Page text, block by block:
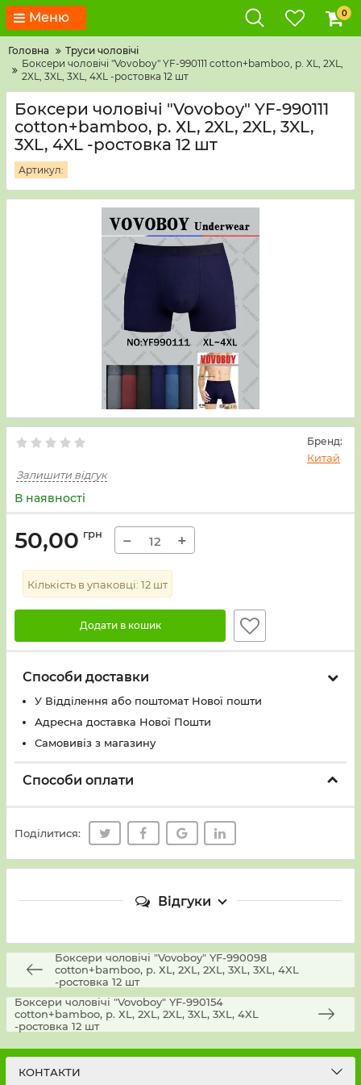
Меню 0
Головна
Труси чоловічі
Боксери чоловічі "Vovoboy" YF-990111 cotton+bamboo, р. ХL, 2XL,
2XL, 3XL, 3XL, 4XL -ростовка 12 шт
Боксери чоловічі "Vovoboy" YF-990111
cotton+bamboo, р. ХL, 2XL, 2XL, 3XL,
3XL, 4XL -ростовка 12 шт
Артикул:
Бренд:
Китай
Залишити відгук
В наявності
50,00 грн − +
Кількість в упаковці: 12 шт
Додати в кошик
Способи доставки
У Вiддiлення або поштомат Нової пошти
Адресна доставка Нової Пошти
Самовивіз з магазину
Способи оплати
Поділитися:
Відгуки
Боксери чоловічі "Vovoboy" YF-990098
cotton+bamboo, р. ХL, 2XL, 2XL, 3XL, 3XL, 4XL
-ростовка 12 шт
Боксери чоловічі "Vovoboy" YF-990154
cotton+bamboo, р. ХL, 2XL, 2XL, 3XL, 3XL, 4XL
-ростовка 12 шт
КОНТАКТИ